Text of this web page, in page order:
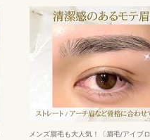
メンズ眉毛も大人気！〔眉毛/アイブ